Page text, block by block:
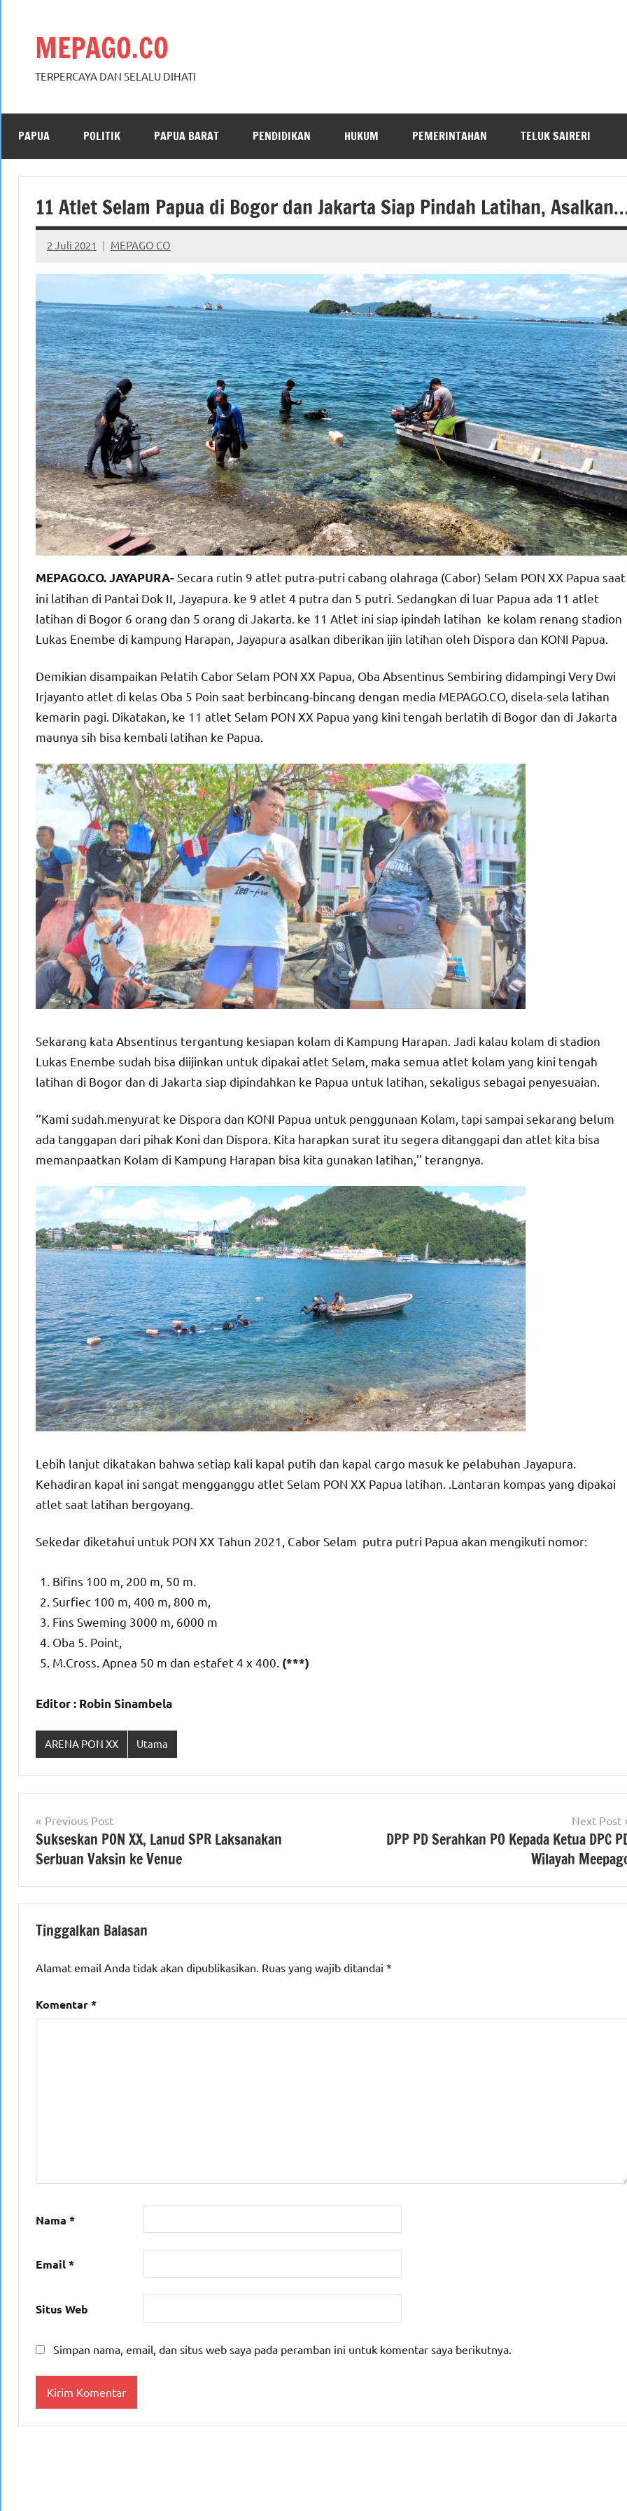
MEPAGO.CO
TERPERCAYA DAN SELALU DIHATI
PAPUA POLITIK PAPUA BARAT PENDIDIKAN HUKUM PEMERINTAHAN TELUK SAIRERI
11 Atlet Selam Papua di Bogor dan Jakarta Siap Pindah Latihan,
2 Juli 2021 MEPAGO CO
No
comments
MEPAGO.CO. JAYAPURA-Secara rutin 9 atlet putra-putri cabang olahraga (Cabor) Selam PON XX Papua saat
ini latihan di Pantai Dok II, Jayapura. ke 9 atlet 4 putra dan 5 putri. Sedangkan di luar Papua ada 11 atlet
latihan di Bogor 6 orang dan 5 orang di Jakarta. ke 11 Atlet ini siap ipindah latihan ke kolam renang stadion
Lukas Enembe di kampung Harapan, Jayapura asalkan diberikan ijin latihan oleh Dispora dan KONI Papua.
Demikian disampaikan Pelatih Cabor Selam PON XX Papua, Oba Absentinus Sembiring didampingi Very Dwi
Irjayanto atlet di kelas Oba 5 Poin saat berbincang-bincang dengan media MEPAGO.CO, disela-sela latihan
kemarin pagi. Dikatakan, ke 11 atlet Selam PON XX Papua yang kini tengah berlatih di Bogor dan di Jakarta
maunya sih bisa kembali latihan ke Papua.
Sekarang kata Absentinus tergantung kesiapan kolam di Kampung Harapan. Jadi kalau kolam di stadion
Lukas Enembe sudah bisa diijinkan untuk dipakai atlet Selam, maka semua atlet kolam yang kini tengah
latihan di Bogor dan di Jakarta siap dipindahkan ke Papua untuk latihan, sekaligus sebagai penyesuaian.
‘’Kami sudah.menyurat ke Dispora dan KONI Papua untuk penggunaan Kolam, tapi sampai sekarang belum
ada tanggapan dari pihak Koni dan Dispora. Kita harapkan surat itu segera ditanggapi dan atlet kita bisa
memanpaatkan Kolam di Kampung Harapan bisa kita gunakan latihan,’’ terangnya.
Lebih lanjut dikatakan bahwa setiap kali kapal putih dan kapal cargo masuk ke pelabuhan Jayapura.
Kehadiran kapal ini sangat mengganggu atlet Selam PON XX Papua latihan. .Lantaran kompas yang dipakai
atlet saat latihan bergoyang.
Sekedar diketahui untuk PON XX Tahun 2021, Cabor Selam putra putri Papua akan mengikuti nomor:
Bifins 100 m, 200 m, 50 m.
Surfiec 100 m, 400 m, 800 m,
Fins Sweming 3000 m, 6000 m
Oba 5. Point,
M.Cross. Apnea 50 m dan estafet 4 x 400. (***)
Editor : Robin Sinambela
ARENA PON XX Utama
Navigasi
pos
Previous Post
Sukseskan PON XX, Lanud SPR Laksanakan
Serbuan Vaksin ke Venue
Next Post
DPP PD Serahkan PO Kepada Ketua DPC
Wilayah
Tinggalkan Balasan
Alamat email Anda tidak akan dipublikasikan. Ruas yang wajib ditandai *
Komentar*
Nama *
Email*
Situs Web
Simpan nama, email, dan situs web saya pada peramban ini untuk komentar saya berikutnya.